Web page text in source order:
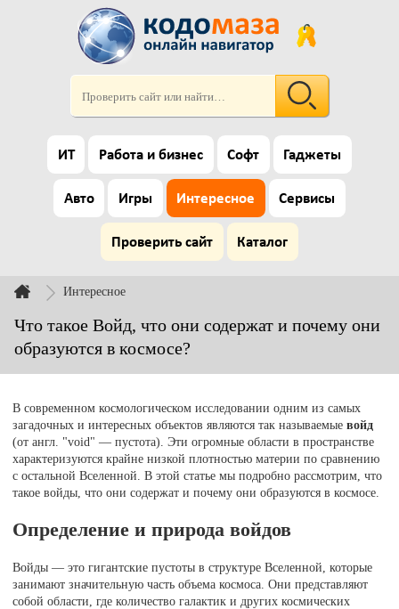
ИТ Работа и бизнес Софт Гаджеты
Авто Игры Интересное Сервисы
Проверить сайт Каталог
Интересное
Что такое Войд, что они содержат и почему они
образуются в космосе?
В современном космологическом исследовании одним из самых
загадочных и интересных объектов являются так называемыевойд
(от англ. "void" — пустота). Эти огромные области в пространстве
характеризуются крайне низкой плотностью материи по сравнению
с остальной Вселенной. В этой статье мы подробно рассмотрим, что
такое войды, что они содержат и почему они образуются в космосе.
Определение и природа войдов
Войды — это гигантские пустоты в структуре Вселенной, которые
занимают значительную часть объема космоса. Они представляют
собой области, где количество галактик и других космических